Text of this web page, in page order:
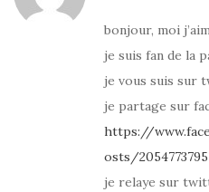
bonjour, moi
je suis fan de la
je vous suis sur
je partage sur
https://
osts/
je relaye sur